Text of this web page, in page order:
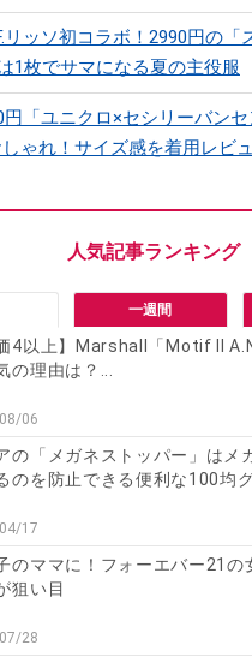
リッソ初コラボ！2990円の「
1枚でサマになる夏の主役服
円「ユニクロ×セシリーバン
ゃれ！サイズ感を着用レビ
一週間
4以上】Marshall「Motif II
の理由は？...
06
の「メガネストッパー」はメ
のを防止できる便利な100均
17
のママに！フォーエバー21の
狙い目
28